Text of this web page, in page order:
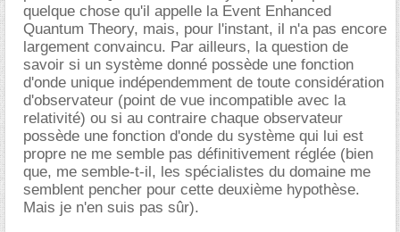
quelque chose qu'il appelle la Event Enhanced
Quantum Theory, mais, pour l'instant, il n'a pas encore
largement convaincu. Par ailleurs, la question de
savoir si un système donné possède une fonction
d'onde unique indépendemment de toute considération
d'observateur (point de vue incompatible avec la
relativité) ou si au contraire chaque observateur
possède une fonction d'onde du système qui lui est
propre ne me semble pas définitivement réglée (bien
que, me semble-t-il, les spécialistes du domaine me
semblent pencher pour cette deuxième hypothèse.
Mais je n'en suis pas sûr).